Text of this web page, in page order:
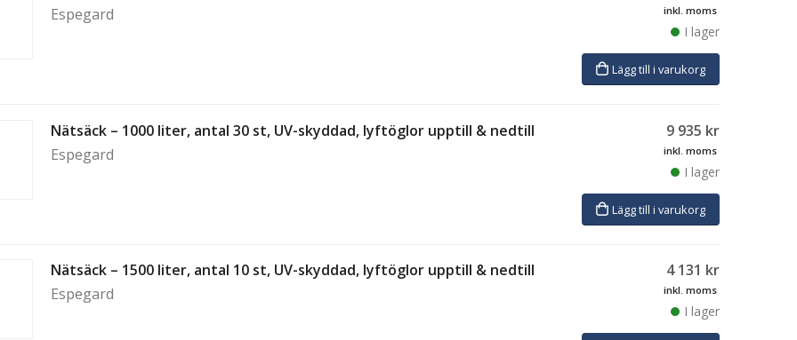
Espegard
inkl. moms
I lager
Lägg till i varukorg
Nätsäck – 1000 liter, antal 30 st, UV-skyddad, lyftöglor upptill & nedtill
Espegard
9 935 kr
inkl. moms
I lager
Lägg till i varukorg
Nätsäck – 1500 liter, antal 10 st, UV-skyddad, lyftöglor upptill & nedtill
Espegard
4 131 kr
inkl. moms
I lager